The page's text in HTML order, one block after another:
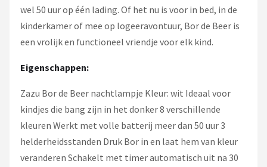
wel 50 uur op één lading. Of het nu is voor in bed, in de
kinderkamer of mee op logeeravontuur, Bor de Beer is
een vrolijk en functioneel vriendje voor elk kind.
Eigenschappen:
Zazu Bor de Beer nachtlampje Kleur: wit Ideaal voor
kindjes die bang zijn in het donker 8 verschillende
kleuren Werkt met volle batterij meer dan 50 uur 3
helderheidsstanden Druk Bor in en laat hem van kleur
veranderen Schakelt met timer automatisch uit na 30